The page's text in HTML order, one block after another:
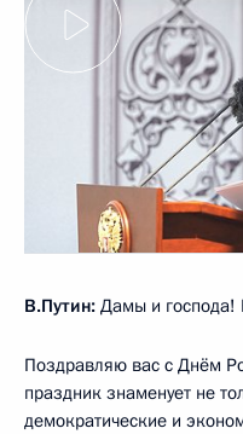
В.Путин: Дамы и господа!
Поздравляю вас с Днём
праздник знаменует не
демократические и